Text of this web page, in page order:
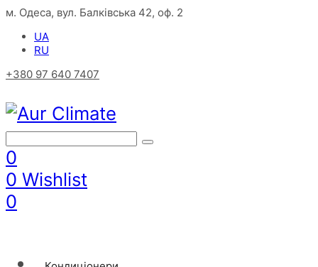
м. Одеса, вул. Балківська 42, оф. 2
UA
RU
+380 97 640 7407
0
0 Wishlist
0